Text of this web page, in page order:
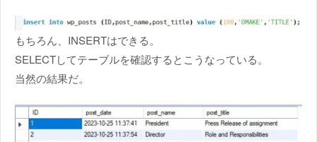
もちろん、INSERTはできる。
SELECTしてテーブルを確認するとこうなっている。
当然の結果だ。